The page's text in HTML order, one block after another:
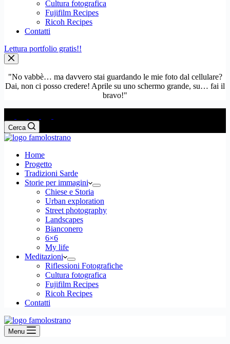
Cultura fotografica
Fujifilm Recipes
Ricoh Recipes
Contatti
Lettura portfolio gratis!!
"No vabbè… ma davvero stai guardando le mie foto dal cellulare?
Dai, non ci posso credere! Aprile su uno schermo grande, su… fai il
bravo!"
Cerca
Home
Progetto
Tradizioni Sarde
Storie per immagini
Chiese e Storia
Urban exploration
Street photography
Landscapes
Bianconero
6×6
My life
Meditazioni
Riflessioni Fotografiche
Cultura fotografica
Fujifilm Recipes
Ricoh Recipes
Contatti
Menu